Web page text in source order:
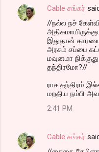
Cable சங்கர்
//நல்ல நச்
இதுதான் காரணம்
அரசும் சப்பை
மவுனமா
தந்திரமோ?//
ராச தந்திரம்
மறதிய நம்பி
2:41 PM
Cable சங்கர்